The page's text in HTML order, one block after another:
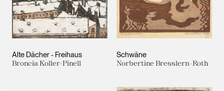
Alte Dächer - Freihaus
Broncia Koller-Pinell
Schwäne
Norbertine Bresslern-Roth